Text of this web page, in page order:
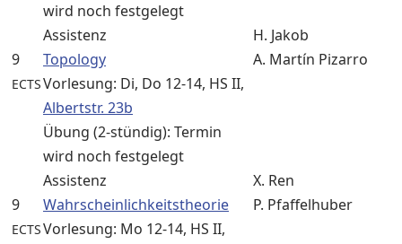
wird noch festgelegt
Assistenz
H. Jakob
9
ECTS
Topology
A. Martín Pizarro
Vorlesung: Di, Do 12-14, HS II,
Albertstr. 23b
Übung (2-stündig): Termin
wird noch festgelegt
Assistenz
X. Ren
9
ECTS
Wahrscheinlichkeitstheorie
P. Pfaffelhuber
Vorlesung: Mo 12-14, HS II,